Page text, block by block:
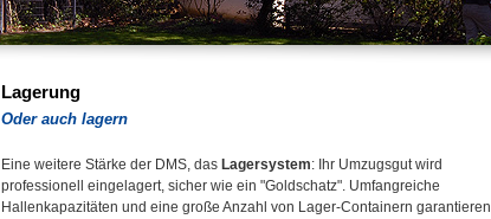
Lagerung
Oder auch lagern
Eine weitere Stärke der DMS, das Lagersystem: Ihr Umzugsgut wird
professionell eingelagert, sicher wie ein "Goldschatz". Umfangreiche
Hallenkapazitäten und eine große Anzahl von Lager-Containern garantieren